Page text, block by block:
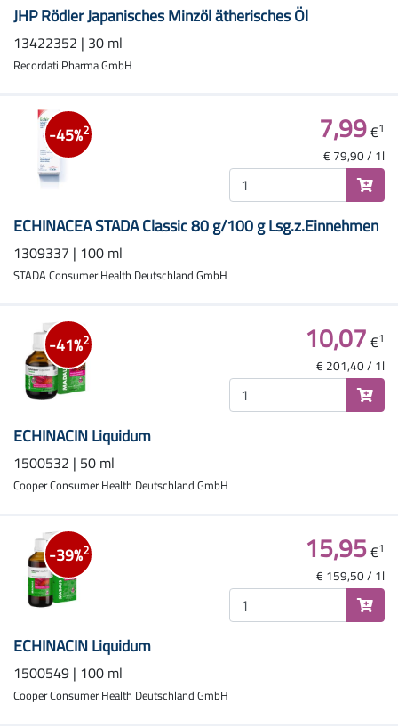
JHP Rödler Japanisches Minzöl ätherisches Öl
13422352 | 30 ml
Recordati Pharma GmbH
-45%2
ECHINACEA STADA Classic 80 g/100 g Lsg.z.Einnehmen
1309337 | 100 ml
STADA Consumer Health Deutschland GmbH
7,99€1
€ 79,90 / 1l
-41%2
ECHINACIN Liquidum
1500532 | 50 ml
Cooper Consumer Health Deutschland GmbH
10,07€1
€ 201,40 / 1l
-39%2
ECHINACIN Liquidum
1500549 | 100 ml
Cooper Consumer Health Deutschland GmbH
15,95€1
€ 159,50 / 1l